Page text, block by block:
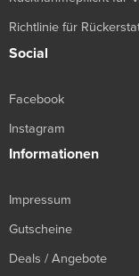
Richtlinie für
Social
Facebook
Instagram
Informationen
Impressum
Gutscheine
Deals / Angebote